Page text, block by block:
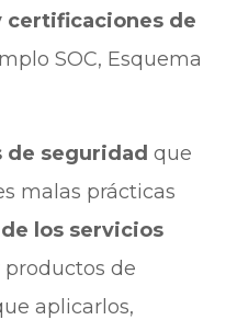
certificaciones de
SOC, Esquema
seguridad que
malas prácticas
los servicios
productos de
aplicarlos,